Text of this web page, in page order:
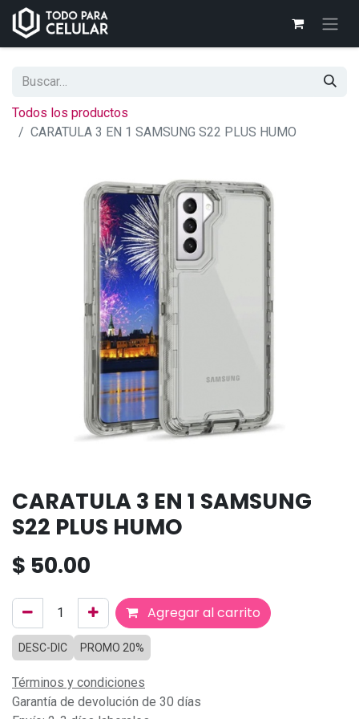
Todos los productos
CARATULA 3 EN 1 SAMSUNG S22 PLUS HUMO
CARATULA 3 EN 1 SAMSUNG
S22 PLUS HUMO
$ 50.00
Agregar al carrito
DESC-DIC PROMO 20%
Términos y condiciones
Garantía de devolución de 30 días